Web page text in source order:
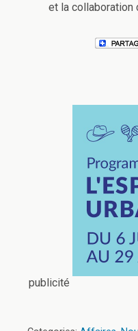
et la collaboration
publicité